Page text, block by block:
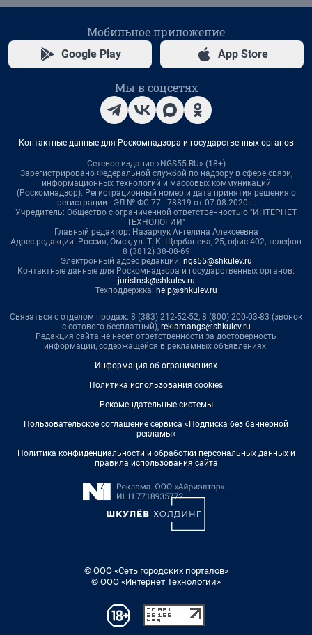
Мобильное приложение
Google Play App Store
Мы в соцсетях
Контактные данные для Роскомнадзора и государственных органов
Сетевое издание «NGS55.RU» (18+)
Зарегистрировано Федеральной службой по надзору в сфере связи,
информационных технологий и массовых коммуникаций
(Роскомнадзор). Регистрационный номер и дата принятия решения о
регистрации - ЭЛ № ФС 77 - 78819 от 07.08.2020 г.
Учредитель: Общество с ограниченной ответственностью "ИНТЕРНЕТ
ТЕХНОЛОГИИ"
Главный редактор: Назарчук Ангелина Алексеевна
Адрес редакции: Россия, Омск, ул. Т. К. Щербанева, 25, офис 402, телефон
8 (3812) 38-08-69
Электронный адрес редакции: ngs55@shkulev.ru
Контактные данные для Роскомнадзора и государственных органов:
juristnsk@shkulev.ru
Техподдержка: help@shkulev.ru
Связаться с отделом продаж: 8 (383) 212-52-52, 8 (800) 200-03-83 (звонок
с сотового бесплатный), reklamangs@shkulev.ru
Редакция сайта не несет ответственности за достоверность
информации, содержащейся в рекламных объявлениях.
Информация об ограничениях
Политика использования cookies
Рекомендательные системы
Пользовательское соглашение сервиса «Подписка без баннерной
рекламы»
Политика конфиденциальности и обработки персональных данных и
правила использования сайта
© ООО «Сеть городских порталов»
© ООО «Интернет Технологии»